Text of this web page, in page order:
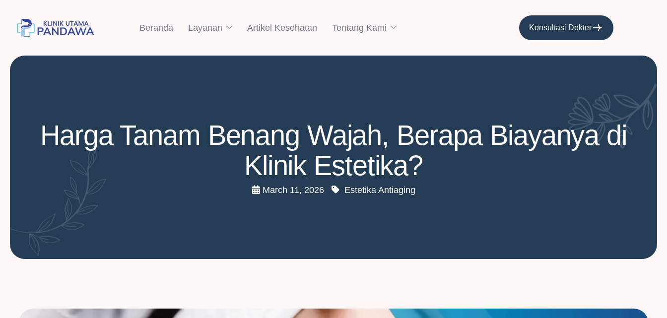
Beranda Layanan Artikel Kesehatan Tentang Kami Konsultasi Dokter
Harga Tanam Benang Wajah, Berapa Biayanya di
Klinik Estetika?
March 11, 2026 Estetika Antiaging